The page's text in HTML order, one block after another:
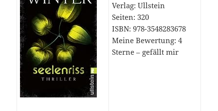
Verlag: Ullstein
Seiten: 320
ISBN: 978-3548283678
Meine Bewertung: 4
Sterne – gefällt mir